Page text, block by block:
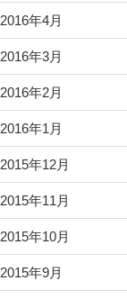
2016年4月
2016年3月
2016年2月
2016年1月
2015年12月
2015年11月
2015年10月
2015年9月